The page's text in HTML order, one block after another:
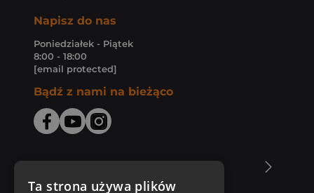
Napisz do nas
Poniedziałek - Piątek
8:00 - 18:00
[email protected]
Bądź z nami na bieżąco
Ta strona używa plików